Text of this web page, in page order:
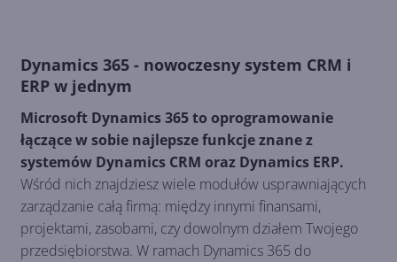
Dynamics 365 - nowoczesny system CRM i
ERP w jednym
Microsoft Dynamics 365 to oprogramowanie
łączące w sobie najlepsze funkcje znane z
systemów Dynamics CRM oraz Dynamics ERP.
Wśród nich znajdziesz wiele modułów usprawniających
zarządzanie całą firmą: między innymi finansami,
projektami, zasobami, czy dowolnym działem Twojego
przedsiębiorstwa. W ramach Dynamics 365 do